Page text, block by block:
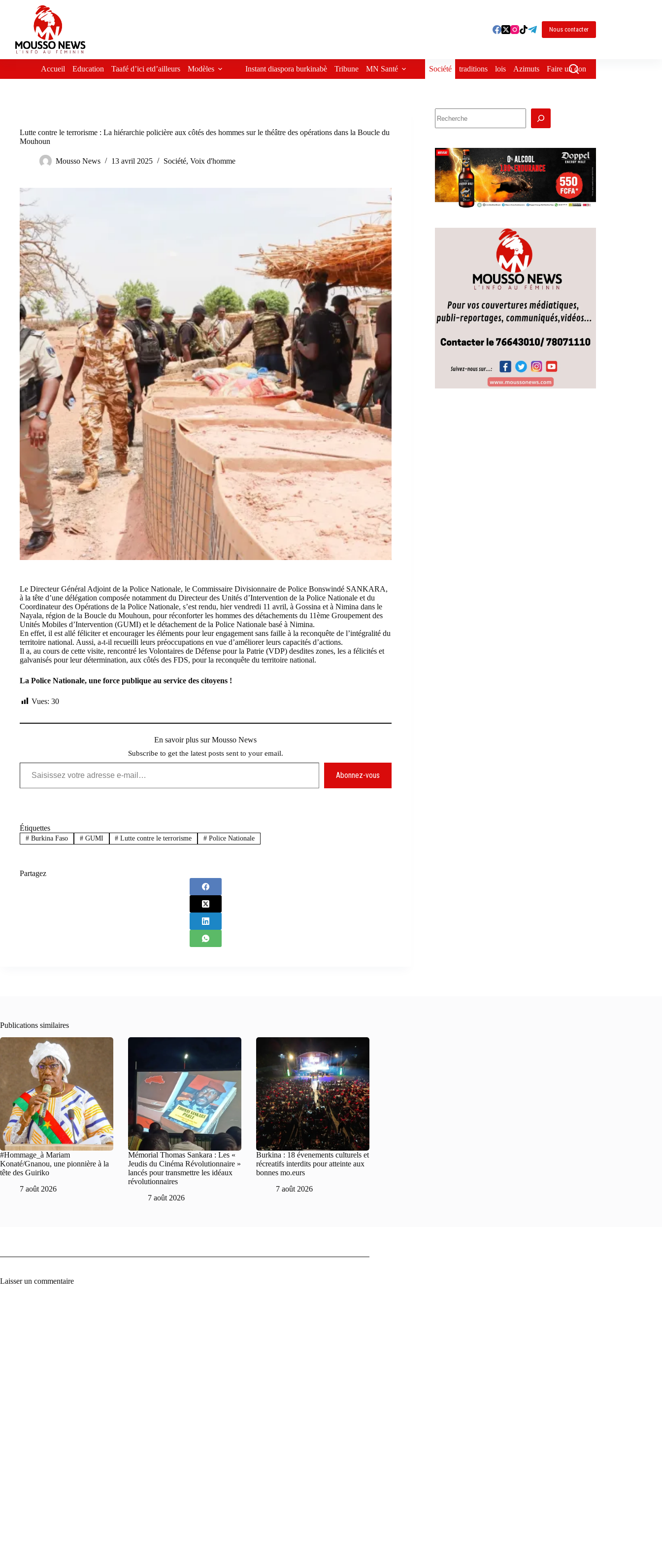
Nous contacter
Accueil Education Taafé d’ici etd’ailleurs Modèles Instant diaspora burkinabè Tribune MN Santé Société traditions lois Azimuts Faire un don
Lutte contre le terrorisme : La hiérarchie policière aux côtés des hommes sur le théâtre des opérations dans la Boucle du
Mouhoun
Mousso News 13 avril 2025 Société, Voix d'homme
Le Directeur Général Adjoint de la Police Nationale, le Commissaire Divisionnaire de Police Bonswindé SANKARA,
à la tête d’une délégation composée notamment du Directeur des Unités d’Intervention de la Police Nationale et du
Coordinateur des Opérations de la Police Nationale, s’est rendu, hier vendredi 11 avril, à Gossina et à Nimina dans le
Nayala, région de la Boucle du Mouhoun, pour réconforter les hommes des détachements du 11ème Groupement des
Unités Mobiles d’Intervention (GUMI) et le détachement de la Police Nationale basé à Nimina.
En effet, il est allé féliciter et encourager les éléments pour leur engagement sans faille à la reconquête de l’intégralité du
territoire national. Aussi, a-t-il recueilli leurs préoccupations en vue d’améliorer leurs capacités d’actions.
Il a, au cours de cette visite, rencontré les Volontaires de Défense pour la Patrie (VDP) desdites zones, les a félicités et
galvanisés pour leur détermination, aux côtés des FDS, pour la reconquête du territoire national.
La Police Nationale, une force publique au service des citoyens !
Vues: 30
En savoir plus sur Mousso News
Subscribe to get the latest posts sent to your email.
Saisissez votre adresse e-mail…
Abonnez-vous
Étiquettes
#Burkina Faso #GUMI # Lutte contre le terrorisme # Police Nationale
Partagez
Publications similaires
#Hommage_à Mariam
Konaté/Gnanou, une pionnière à la
tête des Guiriko
7 août 2026
Mémorial Thomas Sankara : Les «
Jeudis du Cinéma Révolutionnaire »
lancés pour transmettre les idéaux
révolutionnaires
7 août 2026
Burkina : 18 évenements culturels et
récreatifs interdits pour atteinte aux
bonnes mo.eurs
7 août 2026
Laisser un commentaire